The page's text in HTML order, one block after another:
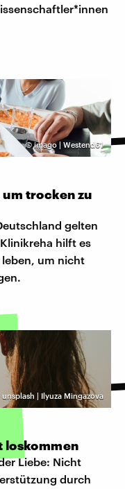
©imago | Westend61
trocken zu
gelten
hilft es
leben, um nicht
unsplash | Ilyuza Mingazova
loskommen
Liebe: Nicht
durch